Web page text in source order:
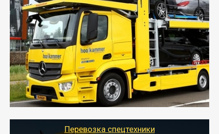
Цена за км. Рассчитывается
индивидуально
- Перевозка автовозом от Тайгер Логистик – это
быстрый и безопасный способ доставить несколько
легковых автомобилей за одну поездку в другой
город.
- Наша транспортная компания организует доставку
машин автовозом, подобрав оптимальный маршрут с
учетом всех особенности по пути следования.
Перевозка спецтехники